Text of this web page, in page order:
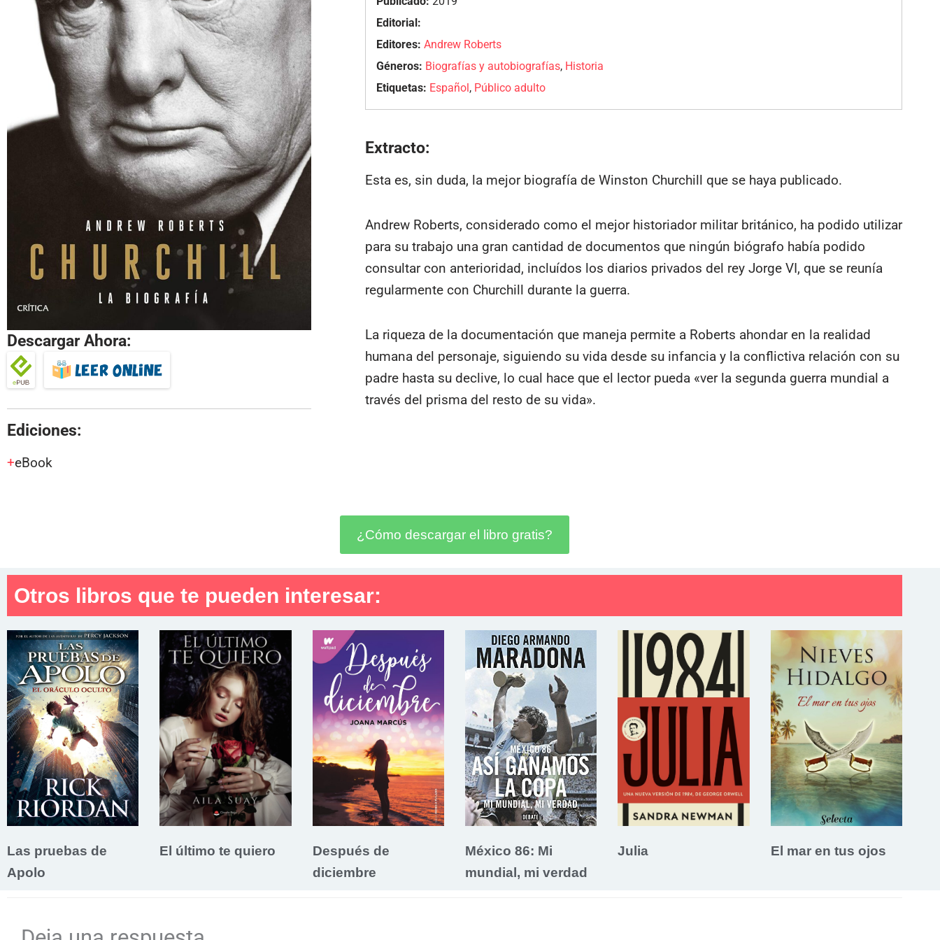
Descargar Ahora:
Ediciones:
eBook
Editorial:
Editores: Andrew Roberts
Géneros: Biografías y autobiografías, Historia
Etiquetas: Español, Público adulto
Extracto:
Esta es, sin duda, la mejor biografía de Winston Churchill que se haya publicado.
Andrew Roberts, considerado como el mejor historiador militar británico, ha podido utilizar
para su trabajo una gran cantidad de documentos que ningún biógrafo había podido
consultar con anterioridad, incluídos los diarios privados del rey Jorge VI, que se reunía
regularmente con Churchill durante la guerra.
La riqueza de la documentación que maneja permite a Roberts ahondar en la realidad
humana del personaje, siguiendo su vida desde su infancia y la conflictiva relación con su
padre hasta su declive, lo cual hace que el lector pueda «ver la segunda guerra mundial a
través del prisma del resto de su vida».
¿Cómo descargar el libro gratis?
Otros libros que te pueden interesar:
Las pruebas de
Apolo
El último te quiero
Después de
diciembre
México 86: Mi
mundial, mi verdad
Julia El mar en tus ojos